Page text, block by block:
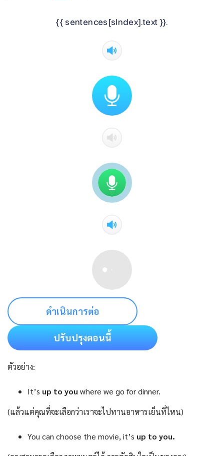
{{ sentences[sIndex].text }}.
ดำเนินการต่อ
ปรับปรุงตอนนี้
ตัวอย่าง:
It’s up to you where we go for dinner.
(แล้วแต่คุณที่จะเลือกว่าเราจะไปทานอาหารเย็นที่ไหน)
You can choose the movie, it’s up to you.